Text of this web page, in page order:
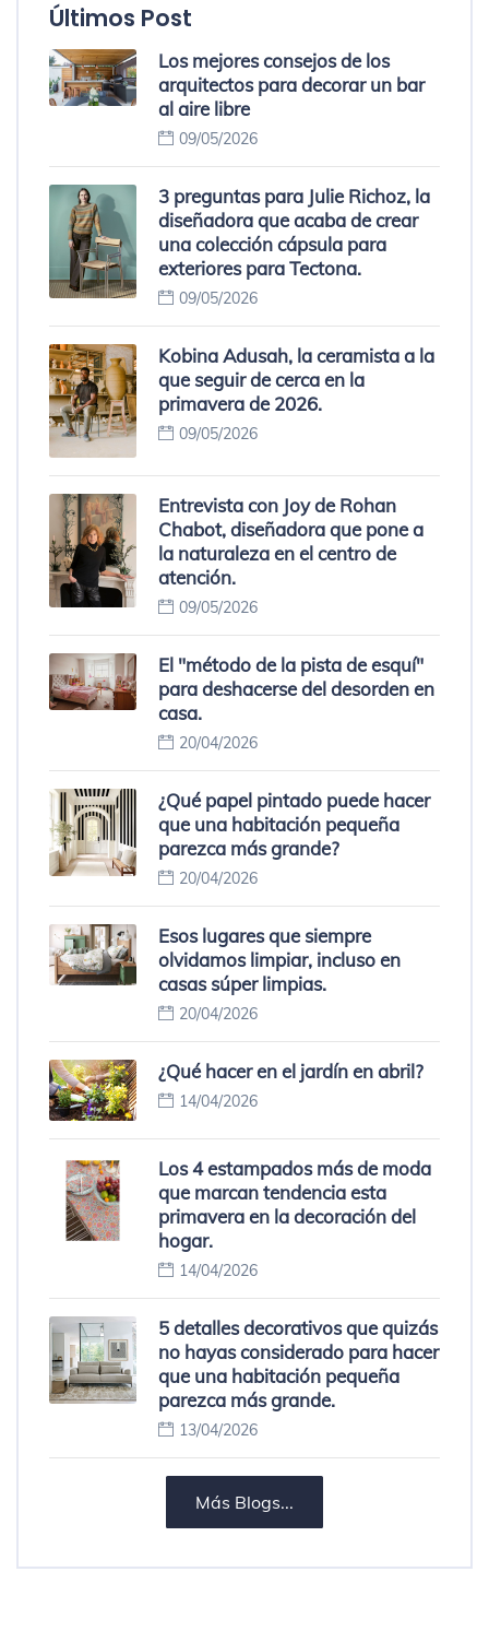
Últimos Post
Los mejores consejos de los
arquitectos para decorar un bar
al aire libre
09/05/2026
3 preguntas para Julie Richoz, la
diseñadora que acaba de crear
una colección cápsula para
exteriores para Tectona.
09/05/2026
Kobina Adusah, la ceramista a la
que seguir de cerca en la
primavera de 2026.
09/05/2026
Entrevista con Joy de Rohan
Chabot, diseñadora que pone a
la naturaleza en el centro de
atención.
09/05/2026
El "método de la pista de esquí"
para deshacerse del desorden en
casa.
20/04/2026
¿Qué papel pintado puede hacer
que una habitación pequeña
parezca más grande?
20/04/2026
Esos lugares que siempre
olvidamos limpiar, incluso en
casas súper limpias.
20/04/2026
¿Qué hacer en el jardín en abril?
14/04/2026
Los 4 estampados más de moda
que marcan tendencia esta
primavera en la decoración del
hogar.
14/04/2026
5 detalles decorativos que quizás
no hayas considerado para hacer
que una habitación pequeña
parezca más grande.
13/04/2026
Más Blogs...